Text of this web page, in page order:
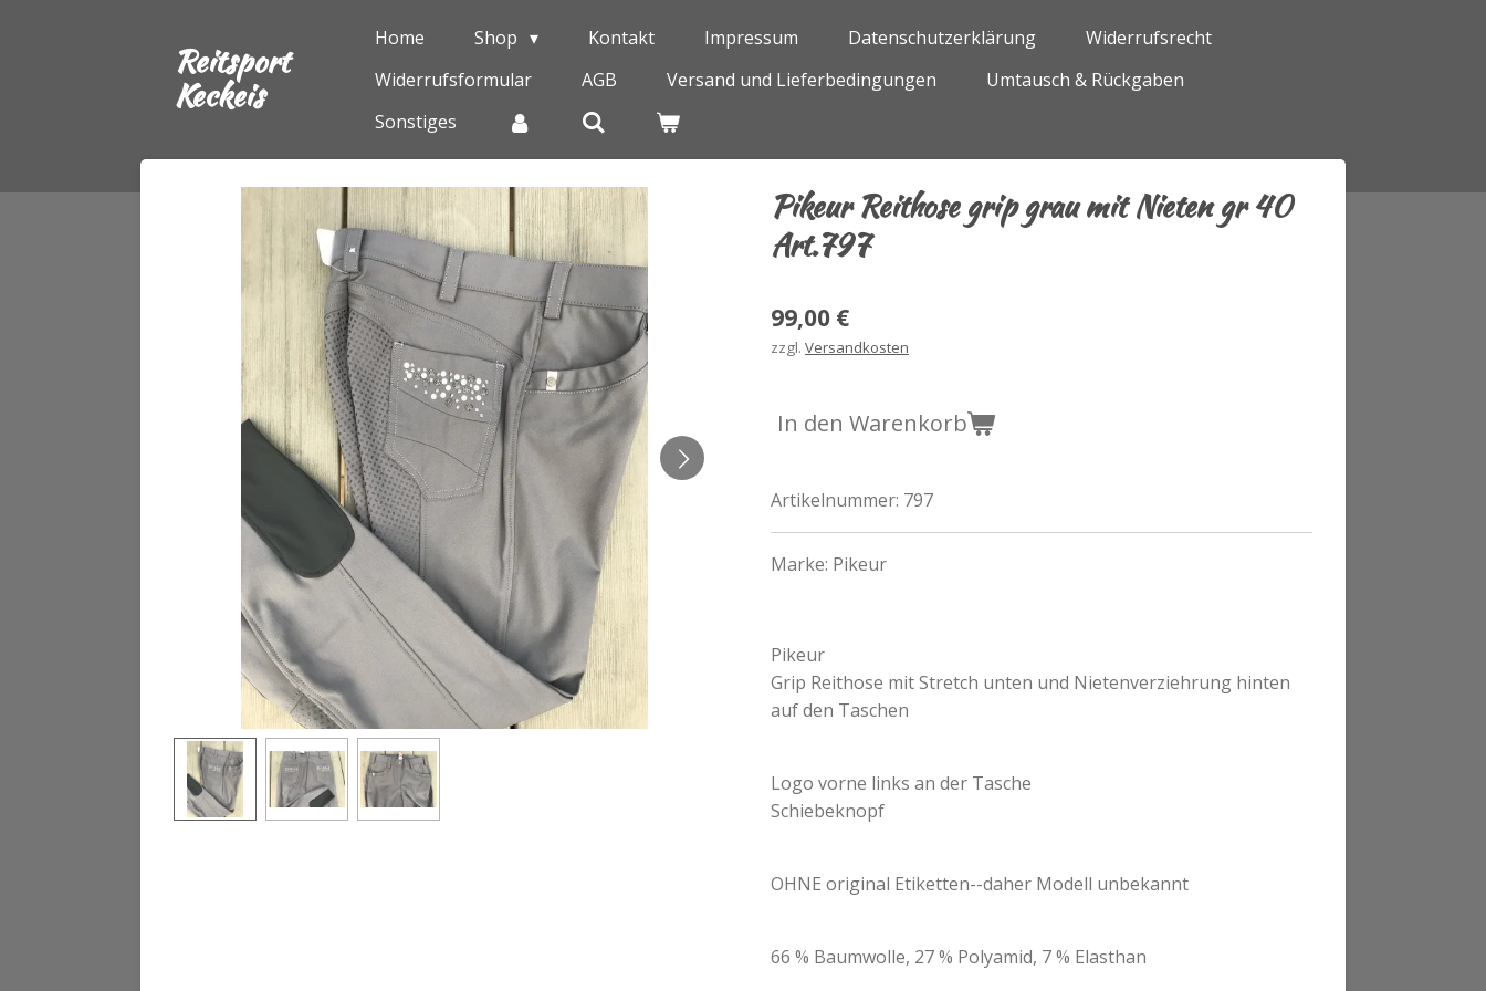
Reitsport
Keckeis
Home Shop Kontakt Impressum Datenschutzerklärung
Widerrufsrecht
Widerrufsformular
AGB Versand und Lieferbedingungen
Umtausch & Rückgaben
Sonstiges
Pikeur Reithose grip grau mit Nieten gr 40
Art.797
99,00 €
zzgl. Versandkosten
In den Warenkorb
Artikelnummer: 797
Marke: Pikeur
Pikeur
Grip Reithose mit Stretch unten und Nietenverziehrung hinten
auf den Taschen
Logo vorne links an der Tasche
Schiebeknopf
OHNE original Etiketten--daher Modell unbekannt
66 % Baumwolle, 27 % Polyamid, 7 % Elasthan